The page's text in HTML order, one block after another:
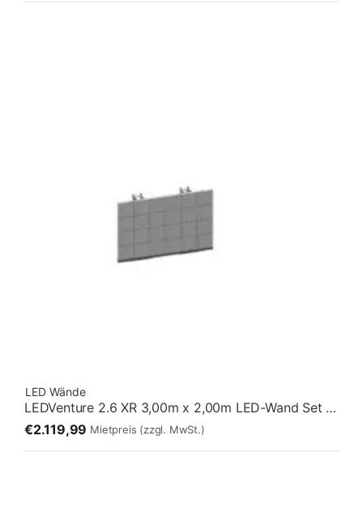
LED Wände
LEDVenture 2.6 XR 3,00m x 2,00m LED-Wand Set 01 – Stehend [3:2]
€2.119,99 Mietpreis (zzgl. MwSt.)